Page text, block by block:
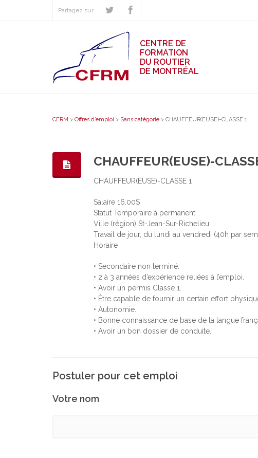
Partagez sur
CENTRE DE
FORMATION
DU ROUTIER
DE MONTRÉAL
CFRM > Offres d’emploi > Sans catégorie > CHAUFFEUR(EUSE)-CLASSE 1
CHAUFFEUR(EUSE)-
CHAUFFEUR(EUSE)-CLASSE 1
Salaire 16.00$
Statut Temporaire à permanent
Ville (région) St-Jean-Sur-Richelieu
Travail de jour, du lundi au vendredi (40h par
Horaire
• Secondaire non terminé.
• 2 à 3 années d’expérience reliées à l’emploi.
• Avoir un permis Classe 1.
• Être capable de fournir un certain effort
• Autonomie.
• Bonne connaissance de base de la langue
• Avoir un bon dossier de conduite.
Postuler pour cet emploi
Votre nom